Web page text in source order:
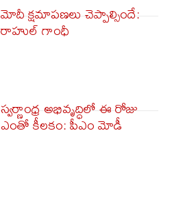
మోదీ క్షమాపణలు చెప్పాల్సిందే:
రాహుల్‌ గాంధీ
స్వర్ణాంధ్ర అభివృద్ధిలో ఈ రోజు
ఎంతో కీలకం: పీఎం మోడీ